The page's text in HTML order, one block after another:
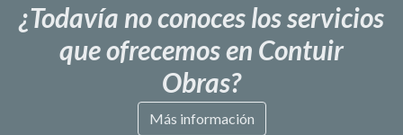
¿Todavía no conoces los servicios
que ofrecemos en Contuir
Obras?
Más información